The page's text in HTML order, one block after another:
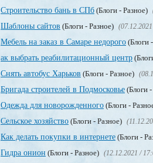
Строительство бань в СПб (Блоги - Разное)
Шаблоны сайтов (Блоги - Разное)
Мебель на заказ в Самаре недорого (Блоги
ак выбрать реабилитационный центр
Снять автобус Харьков (Блоги - Разное)
Бригада строителей в Подмосковье (Блоги
Одежда для новорожденного (Блоги -
Сельское хозяйство (Блоги - Разное)
Как делать покупки в интернете (Блоги -
Гидра онион (Блоги - Разное) (12.12.2021 /